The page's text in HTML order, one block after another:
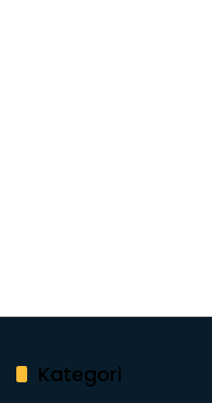
Kategori